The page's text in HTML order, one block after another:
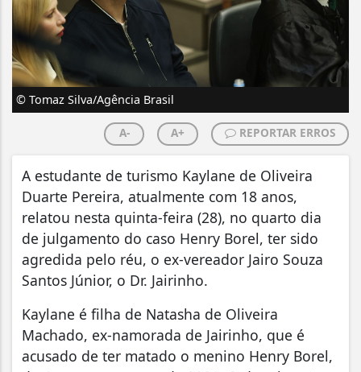
© Tomaz Silva/Agência Brasil
A- A+ REPORTAR ERROS
A estudante de turismo Kaylane de Oliveira
Duarte Pereira, atualmente com 18 anos,
relatou nesta quinta-feira (28), no quarto dia
de julgamento do caso Henry Borel, ter sido
agredida pelo réu, o ex-vereador Jairo Souza
Santos Júnior, o Dr. Jairinho.
Kaylane é filha de Natasha de Oliveira
Machado, ex-namorada de Jairinho, que é
acusado de ter matado o menino Henry Borel,